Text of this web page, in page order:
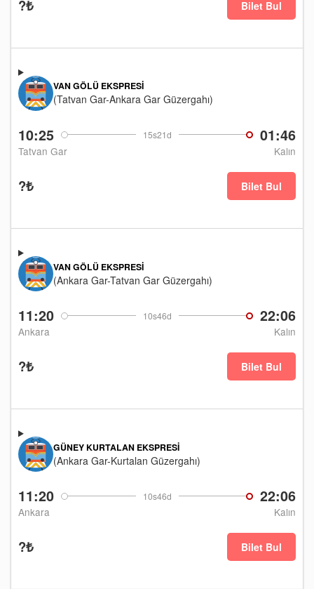
?₺ Bilet Bul
10:25 15s21d 01:46
Tatvan Gar Kalın
VAN GÖLÜ EKSPRESI
(Tatvan Gar-Ankara Gar Güzergahı)
?₺ Bilet Bul
11:20 10s46d 22:06
Ankara Kalın
VAN GÖLÜ EKSPRESI
(Ankara Gar-Tatvan Gar Güzergahı)
?₺ Bilet Bul
11:20 10s46d 22:06
Ankara Kalın
GÜNEY KURTALAN EKSPRESI
(Ankara Gar-Kurtalan Güzergahı)
?₺ Bilet Bul